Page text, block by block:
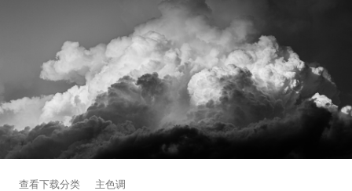
查看下载分类 主色调
发布
未知设备
在主题许可下可免费使用
分享 信息
实时弹幕
正在生成支付二维码...